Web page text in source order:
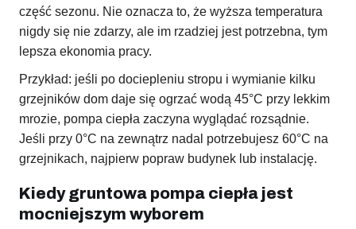
część sezonu. Nie oznacza to, że wyższa temperatura
nigdy się nie zdarzy, ale im rzadziej jest potrzebna, tym
lepsza ekonomia pracy.
Przykład: jeśli po dociepleniu stropu i wymianie kilku
grzejników dom daje się ogrzać wodą 45°C przy lekkim
mrozie, pompa ciepła zaczyna wyglądać rozsądnie.
Jeśli przy 0°C na zewnątrz nadal potrzebujesz 60°C na
grzejnikach, najpierw popraw budynek lub instalację.
Kiedy gruntowa pompa ciepła jest
mocniejszym wyborem